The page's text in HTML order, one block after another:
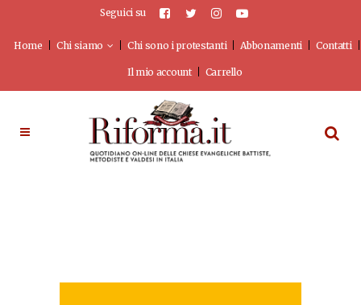
Seguici su
Home Chi siamo Chi sono i protestanti Abbonamenti Contatti
Il mio account Carrello